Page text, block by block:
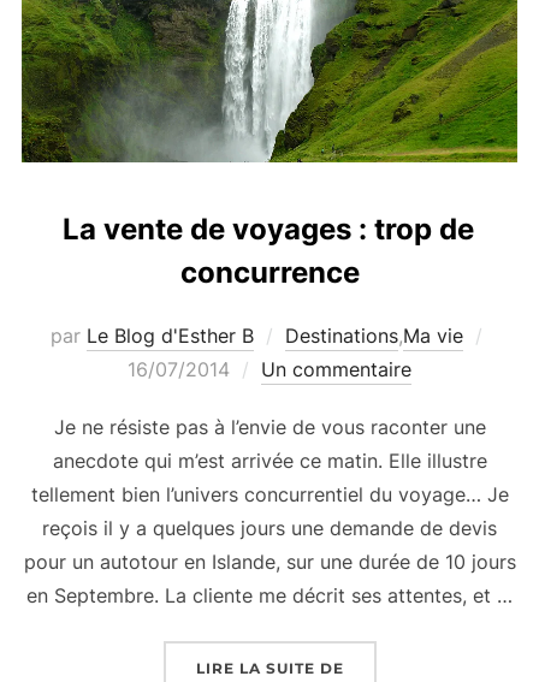
La vente de voyages : trop de
concurrence
par Le Blog d'Esther B Destinations,Ma vie
16/07/2014 Un commentaire
Je ne résiste pas à l’envie de vous raconter une
anecdote qui m’est arrivée ce matin. Elle illustre
tellement bien l’univers concurrentiel du voyage… Je
reçois il y a quelques jours une demande de devis
pour un autotour en Islande, sur une durée de 10 jours
en Septembre. La cliente me décrit ses attentes, et …
LIRE LA SUITE DE« LA VENTE DE